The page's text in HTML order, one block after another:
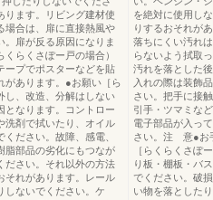
ります。リビング建材使
場合は、扉に直接熱風や
扉が反る原因になりま
らくさぽー戸の場合）
ープでポスターなどを貼
があります。●お願い［ら
し、改造、分解はしない
となります。コントロー
洗剤で拭いたり、オイル
ださい。故障、感電、
脂部品の劣化にもつなが
ださい。それ以外の方法
それがあります。レール
しないでください。ケ
を絶対に使用し
りするおそれが
落ちにくい汚れ
らないよう拭取
汚れを落とした
入れの際は装飾
さい。把手に接
引手・ツマミな
電子部品が入っ
さい。注 意●お
［らくらくさぽ
り板・棚板・バ
でください。破
い物を落とした